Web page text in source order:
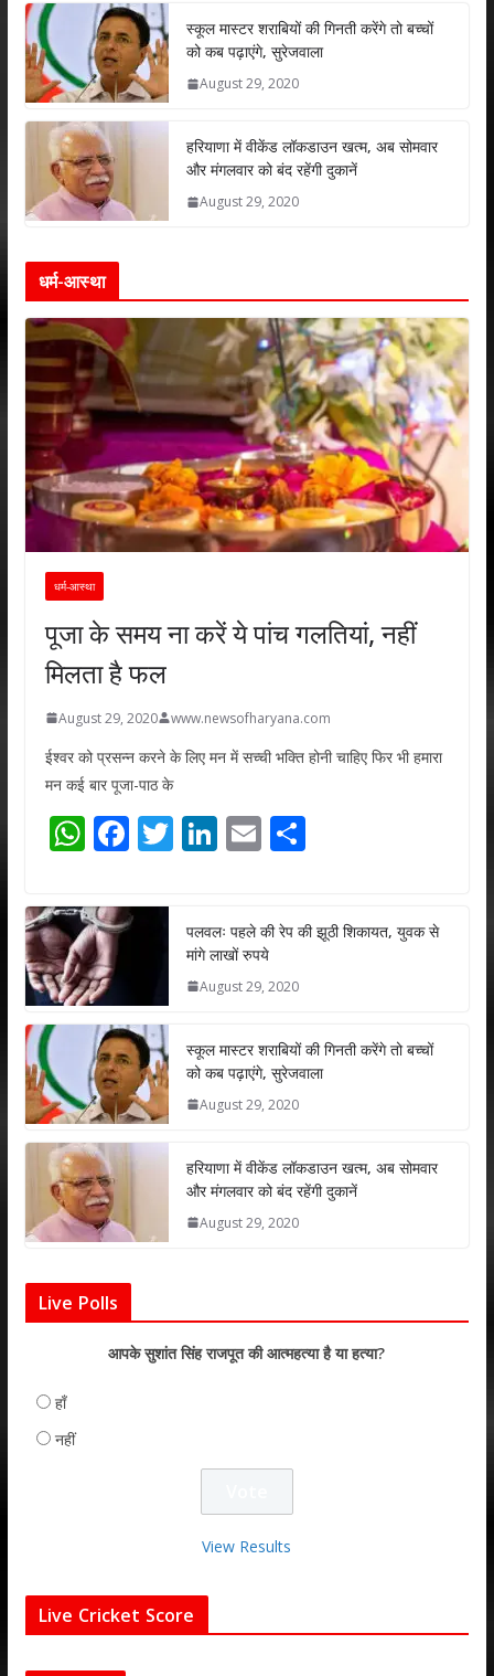
p k
स्कूल मास्टर शराबियों की गिनती करेंगे तो बच्चों
को कब पढ़ाएंगे, सुरेजवाला
August 29, 2020
हरियाणा में वीकेंड लॉकडाउन खत्म, अब सोमवार
और मंगलवार को बंद रहेंगी दुकानें
August 29, 2020
धर्म-आस्था
धर्म-आस्था
पूजा के समय ना करें ये पांच गलतियां, नहीं
मिलता है फल
August 29, 2020 www.newsofharyana.com
ईश्वर को प्रसन्न करने के लिए मन में सच्ची भक्ति होनी चाहिए फिर भी हमारा
मन कई बार पूजा-पाठ के
W
at
s
A
p
p
F
e
b
o
k
T
er
Li
e
dI
n
E
l
S
e
पलवलः पहले की रेप की झूठी शिकायत, युवक से
मांगे लाखों रुपये
August 29, 2020
स्कूल मास्टर शराबियों की गिनती करेंगे तो बच्चों
को कब पढ़ाएंगे, सुरेजवाला
August 29, 2020
हरियाणा में वीकेंड लॉकडाउन खत्म, अब सोमवार
और मंगलवार को बंद रहेंगी दुकानें
August 29, 2020
Live Polls
आपके सुशांत सिंह राजपूत की आत्महत्या है या हत्या?
हाँ
नहीं
View Results
Live Cricket Score